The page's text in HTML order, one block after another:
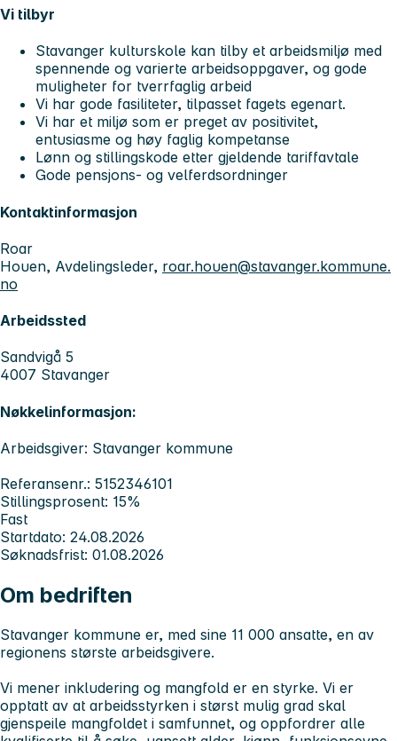
Vi tilbyr
Stavanger kulturskole kan tilby et arbeidsmiljø med
spennende og varierte arbeidsoppgaver, og gode
muligheter for tverrfaglig arbeid
Vi har gode fasiliteter, tilpasset fagets egenart.
Vi har et miljø som er preget av positivitet,
entusiasme og høy faglig kompetanse
Lønn og stillingskode etter gjeldende tariffavtale
Gode pensjons- og velferdsordninger
Kontaktinformasjon
Roar
Houen, Avdelingsleder, roar.houen@stavanger.kommune.
no
Arbeidssted
Sandvigå 5
4007 Stavanger
Nøkkelinformasjon:
Arbeidsgiver: Stavanger kommune
Referansenr.: 5152346101
Stillingsprosent: 15%
Fast
Startdato: 24.08.2026
Søknadsfrist: 01.08.2026
Om bedriften
Stavanger kommune er, med sine 11 000 ansatte, en av
regionens største arbeidsgivere.
Vi mener inkludering og mangfold er en styrke. Vi er
opptatt av at arbeidsstyrken i størst mulig grad skal
gjenspeile mangfoldet i samfunnet, og oppfordrer alle